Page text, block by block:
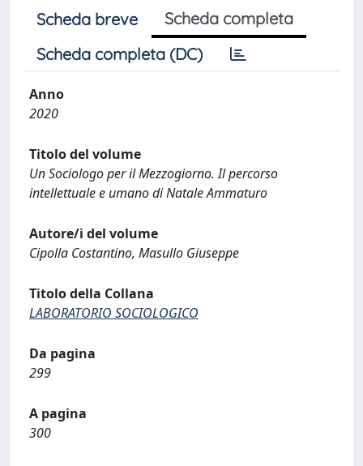
Scheda breve
Scheda completa
Scheda completa (DC)
Anno
2020
Titolo del volume
Un Sociologo per il Mezzogiorno. Il percorso
intellettuale e umano di Natale Ammaturo
Autore/i del volume
Cipolla Costantino, Masullo Giuseppe
Titolo della Collana
LABORATORIO SOCIOLOGICO
Da pagina
299
A pagina
300